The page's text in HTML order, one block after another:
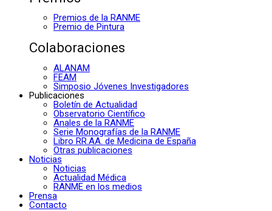
Premios de la RANME
Premio de Pintura
Colaboraciones
ALANAM
FEAM
Simposio Jóvenes Investigadores
Publicaciones
Boletín de Actualidad
Observatorio Científico
Anales de la RANME
Serie Monografías de la RANME
Libro RR.AA. de Medicina de España
Otras publicaciones
Noticias
Noticias
Actualidad Médica
RANME en los medios
Prensa
Contacto